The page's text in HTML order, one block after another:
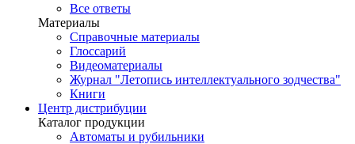
Все ответы
Материалы
Справочные материалы
Глоссарий
Видеоматериалы
Журнал "Летопись интеллектуального зодчества"
Книги
Центр дистрибуции
Каталог продукции
Автоматы и рубильники